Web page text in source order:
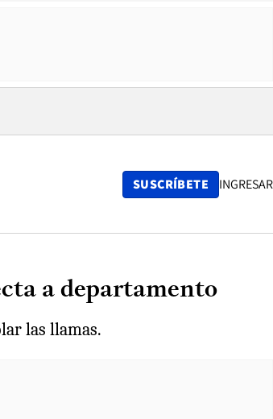
SUSCRÍBETE INGRESAR
a departamento
las llamas.